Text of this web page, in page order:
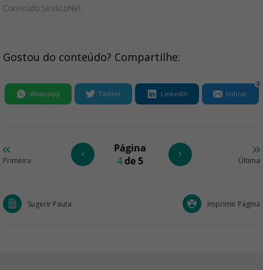
Conteúdo SíndicoNet.
Gostou do conteúdo? Compartilhe:
WhatsApp Twitter LinkedIn Indicar
2
Primeira
Página
4de 5 Última
Sugerir Pauta Imprimir Página